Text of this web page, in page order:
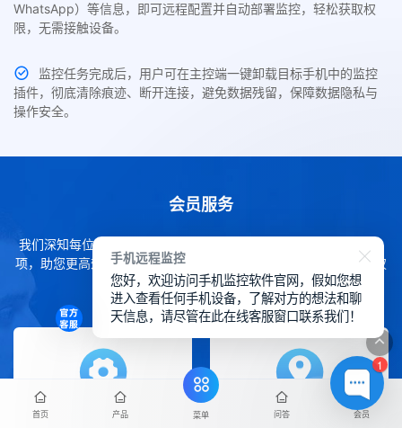
WhatsApp）等信息，即可远程配置并自动部署监控，轻松获取权
限，无需接触设备。
监控任务完成后，用户可在主控端一键卸载目标手机中的监控
插件，彻底清除痕迹、断开连接，避免数据残留，保障数据隐私与
操作安全。
会员服务
我们深知每位用户的需求各不相同，因此提供了灵活的会员服务选
项，助您更高效地使用SpyCall。您可轻松通过下方内容了解各项权
益详情。
首页 产品 菜单 问答 会员
1
手机远程监控
您好，欢迎访问手机监控软件官网，假如您想
进入查看任何手机设备，了解对方的想法和聊
天信息，请尽管在此在线客服窗口联系我们！